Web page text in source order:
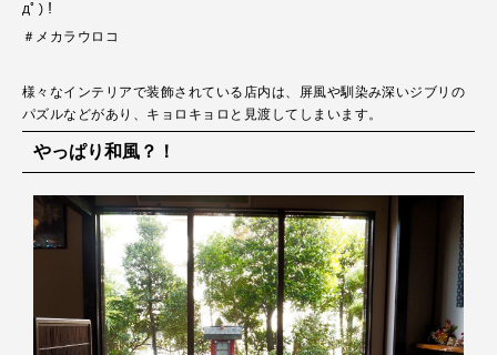
дﾟ)！
＃メカラウロコ
様々なインテリアで装飾されている店内は、屏風や馴染み深いジブリの
パズルなどがあり、キョロキョロと見渡してしまいます。
やっぱり和風？！